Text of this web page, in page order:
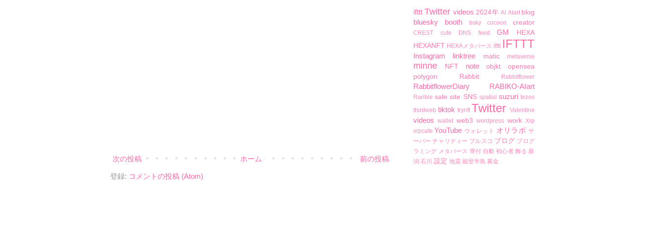
次の投稿 前の投稿
ホーム
登録: コメントの投稿 (Atom)
ifttt Twitter videos 2024年 AI AIart blog
bluesky booth bsky cocoon creator
CREST cute DNS feed GM
HEXA
HEXANFT HEXAメタバース ifttt IFTTT
Instagram linktree matic metaverse
minne NFT note objkt
opensea
polygon
Rabbit Rabbitflower
RabbitflowerDiary RABIKO-AIart
Rarible sale site SNS spatial suzuri tezos
thirdweb tiktok trynft Twitter Valentine
videos wallet web3 wordpress work Xrp
xrpcafe YouTube ウォレット オリラボ サ
ーバー チャリティー ブルスコ ブログ プログ
ラミング メタバース 寄付 自動 初心者 飾る 新
潟 石川 設定 地震 能登半島 募金